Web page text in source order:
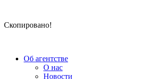
Скопировано!
Об агентстве
О нас
Новости